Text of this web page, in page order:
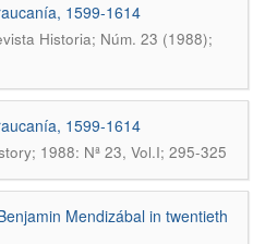
1599-1614
Historia; Núm. 23 (1988);
1599-1614
1988: Nª 23, Vol.I; 295-325
Mendizábal in twentieth